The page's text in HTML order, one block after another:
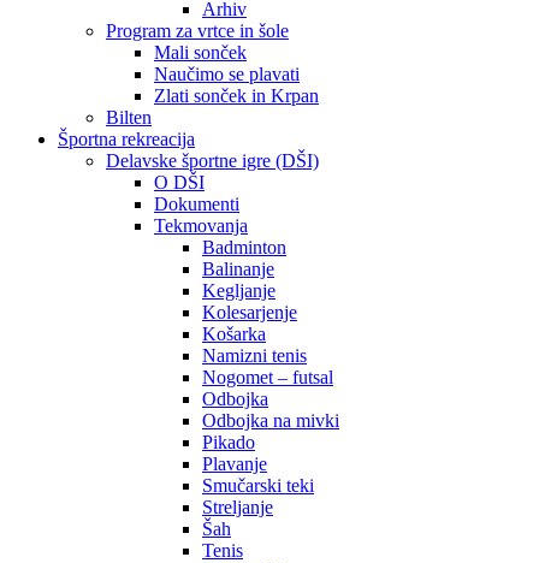
Arhiv
Program za vrtce in šole
Mali sonček
Naučimo se plavati
Zlati sonček in Krpan
Bilten
Športna rekreacija
Delavske športne igre (DŠI)
O DŠI
Dokumenti
Tekmovanja
Badminton
Balinanje
Kegljanje
Kolesarjenje
Košarka
Namizni tenis
Nogomet – futsal
Odbojka
Odbojka na mivki
Pikado
Plavanje
Smučarski teki
Streljanje
Šah
Tenis